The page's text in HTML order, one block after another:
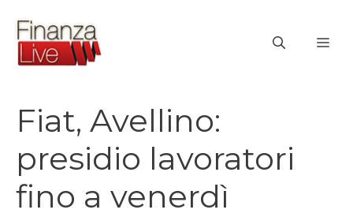
contenuto
Fiat, Avellino:
presidio lavoratori
fino a venerdì